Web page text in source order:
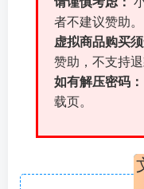
者不建议赞助。
虚拟商品购买须
赞助，不支持
如有解压密码：
载页。